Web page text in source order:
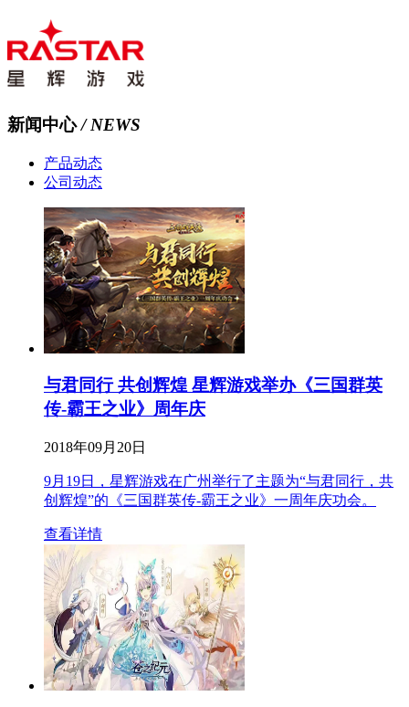
新闻中心/ NEWS
产品动态
公司动态
与君同行 共创辉煌 星辉游戏举办《三国群英
传-霸王之业》周年庆
2018年09月20日
9月19日，星辉游戏在广州举行了主题为“与君同行，共
创辉煌”的《三国群英传-霸王之业》一周年庆功会。
查看详情